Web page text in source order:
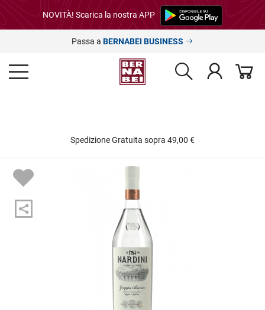
NOVITÀ! Scarica la nostra APP
Passa a BERNABEI BUSINESS
Spedizione Gratuita sopra 49,00 €